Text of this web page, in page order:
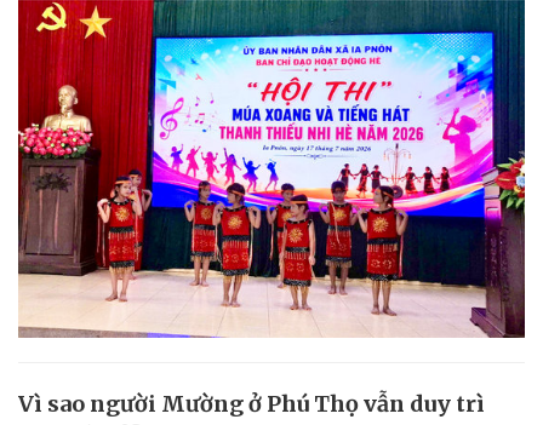
Vì sao người Mường ở Phú Thọ vẫn duy trì